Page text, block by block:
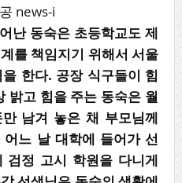
news-i
난 동숙은 초등학교도 제
를 책임지기 위해서 서울
한다. 공장 식구들이 힘
밝고 힘을 주는 동숙은 월
남겨 놓은 채 부모님께
느 날 대학에 들어가 선
검정 고시 학원을 다니게